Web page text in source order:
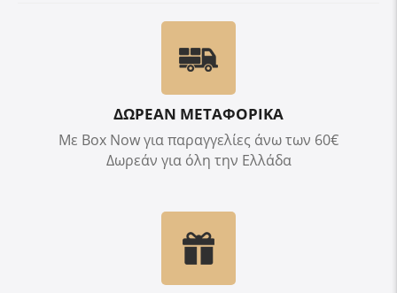
ΔΩΡΕΑΝ ΜΕΤΑΦΟΡΙΚΑ
Με Box Now για παραγγελίες άνω των 60€
Δωρεάν για όλη την Ελλάδα